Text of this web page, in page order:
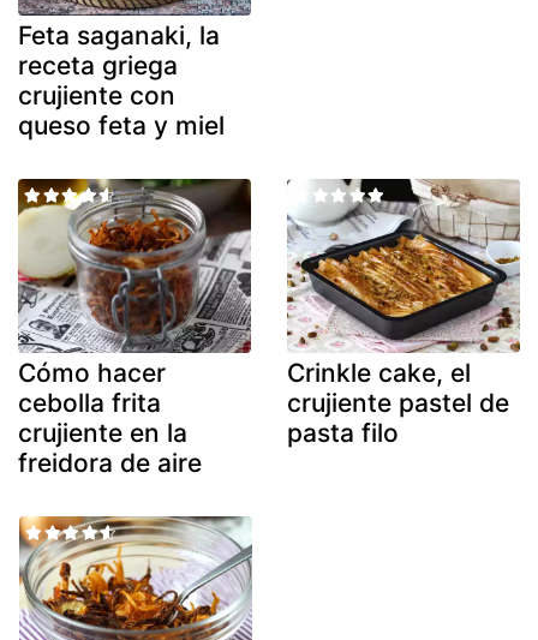
Feta saganaki, la
receta griega
crujiente con
queso feta y miel
Cómo hacer
cebolla frita
crujiente en la
freidora de aire
Crinkle cake, el
crujiente pastel de
pasta filo